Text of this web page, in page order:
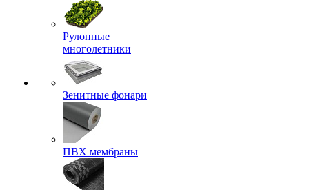
Рулонные
многолетники
Зенитные фонари
ПВХ мембраны